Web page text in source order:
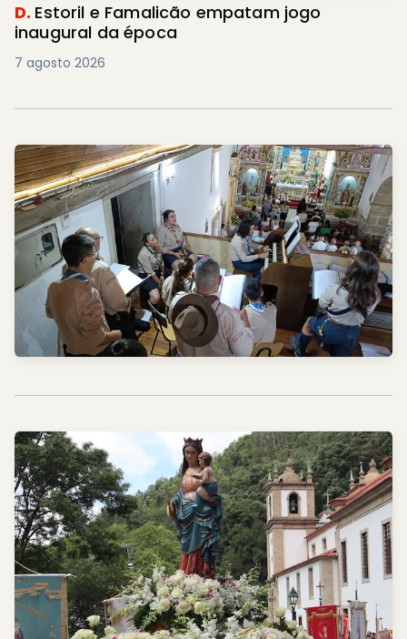
D. Estoril e Famalicão empatam jogo
inaugural da época
7 agosto 2026